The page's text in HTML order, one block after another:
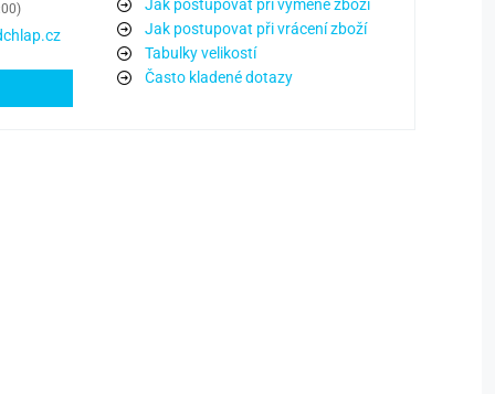
Jak postupovat při výměně zboží
Jak postupovat při vrácení zboží
Tabulky velikostí
Často kladené dotazy